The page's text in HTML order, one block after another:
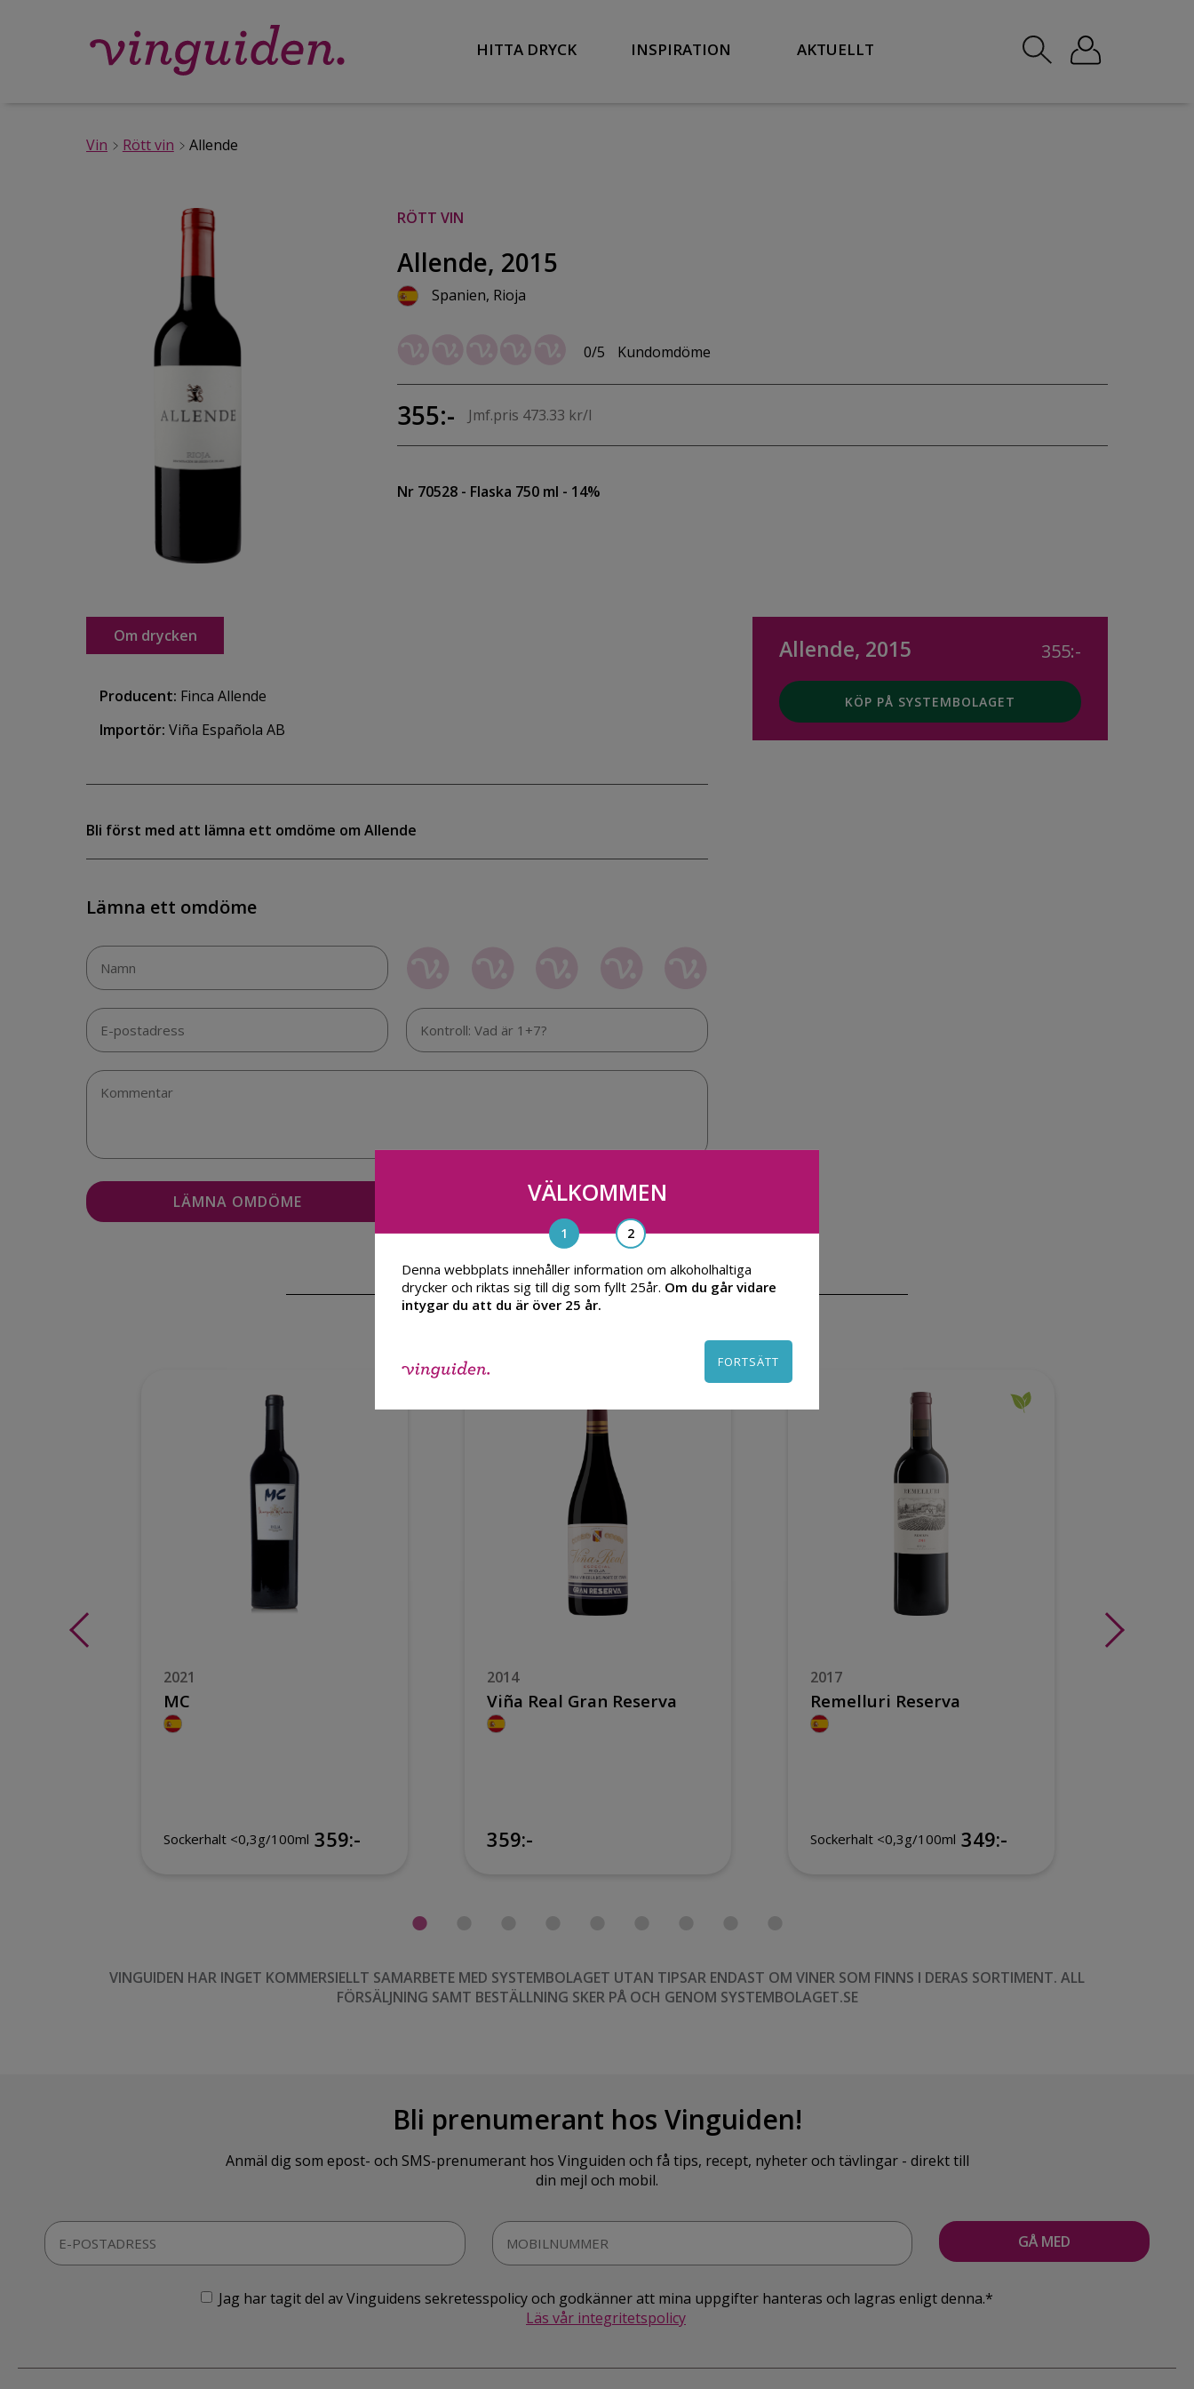
HITTA DRYCK INSPIRATION AKTUELLT
Vin Rött vin Allende
RÖTT VIN
Allende, 2015
Spanien, Rioja
0/5 Kundomdöme
355:- Jmf.pris 473.33 kr/l
Nr 70528 - Flaska 750 ml - 14%
Allende, 2015 355:-
KÖP PÅ SYSTEMBOLAGET
Om drycken
Producent: Finca Allende
Importör: Viña Española AB
Bli först med att lämna ett omdöme om Allende
Lämna ett omdöme
Du kanske också gillar
2021
MC
Sockerhalt <0,3g/100ml 359:-
2014
Viña Real Gran Reserva
359:-
2017
Remelluri Reserva
Sockerhalt <0,3g/100ml 349:-
VINGUIDEN HAR INGET KOMMERSIELLT SAMARBETE MED SYSTEMBOLAGET UTAN TIPSAR ENDAST OM VINER SOM FINNS I DERAS SORTIMENT. ALL
FÖRSÄLJNING SAMT BESTÄLLNING SKER PÅ OCH GENOM SYSTEMBOLAGET.SE
Bli prenumerant hos Vinguiden!
Anmäl dig som epost- och SMS-prenumerant hos Vinguiden och få tips, recept, nyheter och tävlingar - direkt till
din mejl och mobil.
Jag har tagit del av Vinguidens sekretesspolicy och godkänner att mina uppgifter hanteras och lagras enligt denna.*
Läs vår integritetspolicy
VÄLKOMMEN
Denna webbplats innehåller information om alkoholhaltiga
drycker och riktas sig till dig som fyllt 25år. Om du går vidare
intygar du att du är över 25 år.
FORTSÄTT